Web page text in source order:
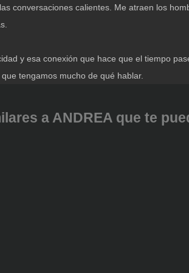
conversaciones calientes. Me atraen los
y esa conexión que hace que el tiempo
tengamos mucho de qué hablar.
a ANDREA que te